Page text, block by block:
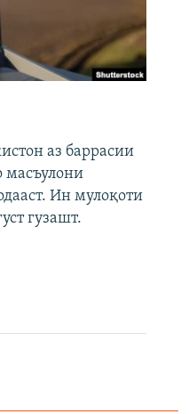
аз баррасии
масъулони
Ин мулоқоти
гузашт.